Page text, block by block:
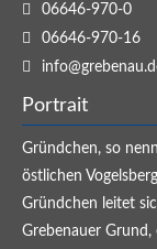
06646-970-0
06646-970-16
Portrait
Gründchen, so
östlichen
Gründchen leitet
Grebenauer